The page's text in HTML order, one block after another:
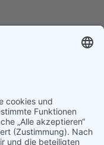
Straße 1 |
|